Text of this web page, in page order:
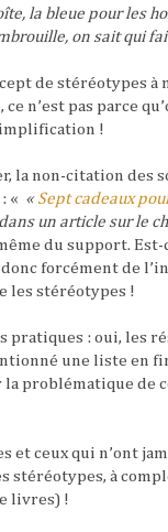
la bleue pour les
on sait qui
de stéréotypes à
n’est pas parce
!
la non-citation des
« «Sept cadeaux
un article sur le
du support. Est-
forcément de
les stéréotypes !
pratiques : oui, les
une liste en
la problématique
et ceux qui n’ont
à
livres) !